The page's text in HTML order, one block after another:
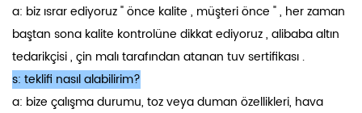
a: biz ısrar ediyoruz " önce kalite , müşteri önce " , her zaman
baştan sona kalite kontrolüne dikkat ediyoruz , alibaba altın
tedarikçisi , çin malı tarafından atanan tuv sertifikası .
s: teklifi nasıl alabilirim?
a: bize çalışma durumu, toz veya duman özellikleri, hava